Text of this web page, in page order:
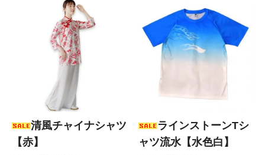
清風チャイナシャツ
【赤】
ラインストーンTシ
ャツ流水【水色白】